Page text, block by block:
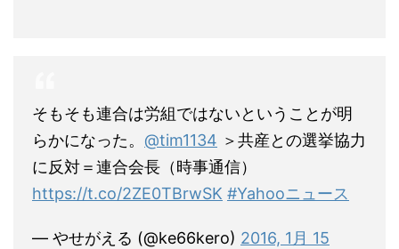
そもそも連合は労組ではないということが明
らかになった。 @tim1134 ＞共産との選挙協力
に反対＝連合会長（時事通信）
https://t.co/2ZE0TBrwSK #Yahooニュース
— やせがえる (@ke66kero) 2016, 1月 15